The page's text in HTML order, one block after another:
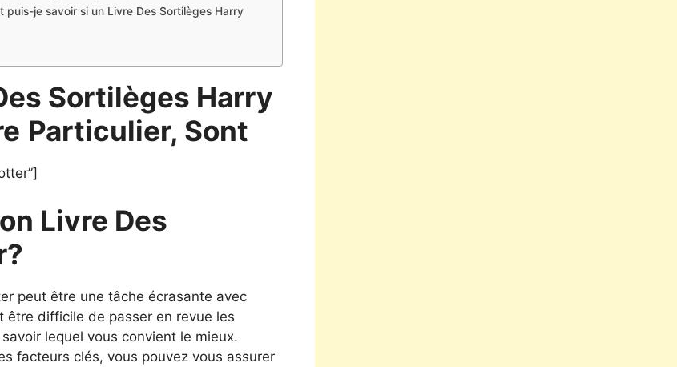
je savoir si un Livre Des Sortilèges Harry
Sortilèges Harry
Particulier, Sont
Livre Des
peut être une tâche écrasante avec
difficile de passer en revue les
lequel vous convient le mieux.
facteurs clés, vous pouvez vous assurer